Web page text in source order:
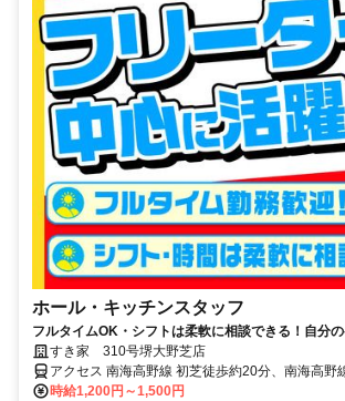
ホール・キッチンスタッフ
フルタイムOK・シフトは柔軟に相談できる！自分
れる職場です◎
すき家 310号堺大野芝店
アクセス 南海高野線 初芝徒歩約20分、南海高野
分、泉北高速鉄道 深井東口徒歩約29分 高野街道
時給1,200円～1,500円